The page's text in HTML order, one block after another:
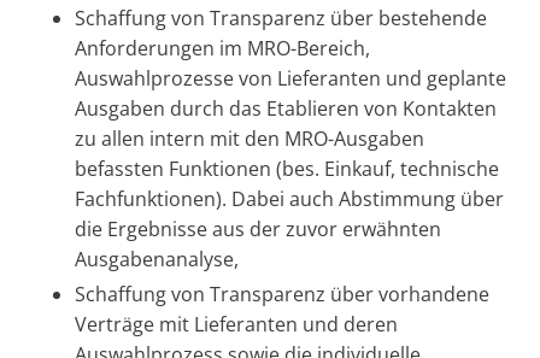
Schaffung von Transparenz über bestehende
Anforderungen im MRO-Bereich,
Auswahlprozesse von Lieferanten und geplante
Ausgaben durch das Etablieren von Kontakten
zu allen intern mit den MRO-Ausgaben
befassten Funktionen (bes. Einkauf, technische
Fachfunktionen). Dabei auch Abstimmung über
die Ergebnisse aus der zuvor erwähnten
Ausgabenanalyse,
Schaffung von Transparenz über vorhandene
Verträge mit Lieferanten und deren